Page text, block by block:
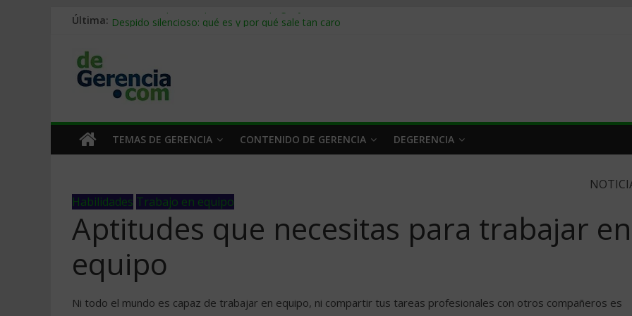
Última: Stablecoins para empresas: cómo pagar y cobrar en 2026
Trabajo forzoso en la cadena de suministro: qué hacer
Mercado hispano de EE. UU.: cómo segmentarlo y venderle
TEMAS DE GERENCIA CONTENIDO DE GERENCIA DEGERENCIA
Habilidades Trabajo en equipo
Aptitudes que necesitas para trabajar en
equipo
Ni todo el mundo es capaz de trabajar en equipo, ni compartir tus tareas profesionales con otros compañeros es